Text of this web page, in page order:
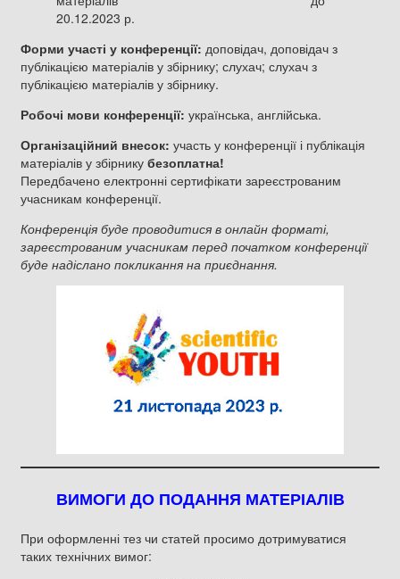
20.12.2023 р.
Форми участі у конференції: доповідач, доповідач з
публікацією матеріалів у збірнику; слухач; слухач з
публікацією матеріалів у збірнику.
Робочі мови конференції: українська, англійська.
Організаційний внесок: участь у конференції і публікація
матеріалів у збірнику безоплатна!
Передбачено електронні сертифікати зареєстрованим
учасникам конференції.
Конференція буде проводитися в онлайн форматі,
зареєстрованим учасникам перед початком конференції
буде надіслано покликання на приєднання.
ВИМОГИ ДО ПОДАННЯ МАТЕРІАЛІВ
При оформленні тез чи статей просимо дотримуватися
таких технічних вимог: